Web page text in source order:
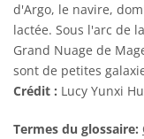
d'Argo, le navire,
lactée. Sous l'arc de
Grand Nuage de
sont de petites
Crédit : Lucy Yunxi
Termes du glossaire: